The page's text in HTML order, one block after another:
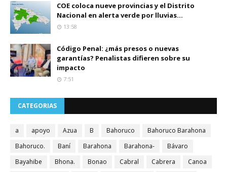
COE coloca nueve provincias y el Distrito
Nacional en alerta verde por lluvias...
13:58
Código Penal: ¿más presos o nuevas
garantías? Penalistas difieren sobre su
impacto
7:51
CATEGORIAS
a apoyo Azua B Bahoruco
Bahoruco Barahona
Bahoruco.
Baní Barahona Barahona-
Bávaro
Bayahibe
Bhona. Bonao Cabral Cabrera
Canoa